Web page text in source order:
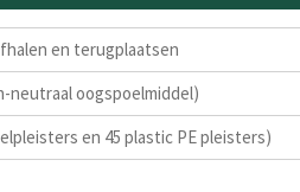
en terugplaatsen
neutraal oogspoelmiddel)
en 45 plastic PE pleisters)